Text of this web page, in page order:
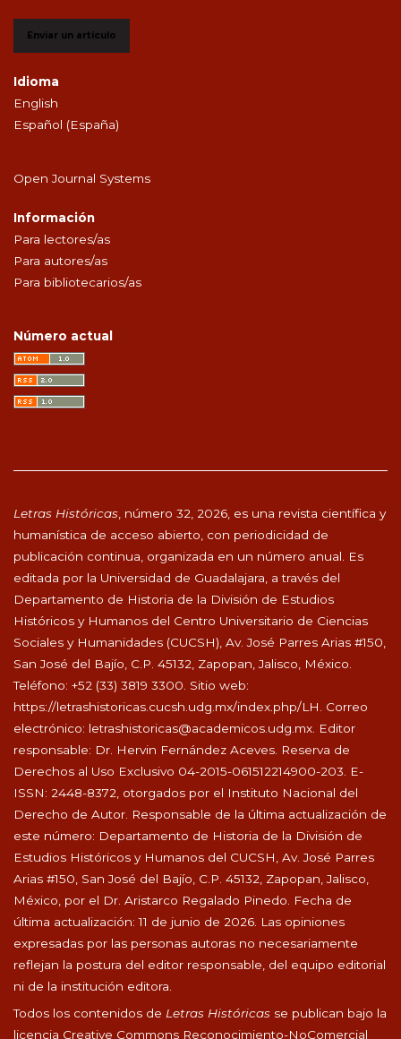
Enviar un artículo
Idioma
English
Español (España)
Open Journal Systems
Información
Para lectores/as
Para autores/as
Para bibliotecarios/as
Número actual
Letras Históricas , número 32, 2026, es una revista científica y
humanística de acceso abierto, con periodicidad de
publicación continua, organizada en un número anual. Es
editada por la Universidad de Guadalajara, a través del
Departamento de Historia de la División de Estudios
Históricos y Humanos del Centro Universitario de Ciencias
Sociales y Humanidades (CUCSH), Av. José Parres Arias #150,
San José del Bajío, C.P. 45132, Zapopan, Jalisco, México.
Teléfono: +52 (33) 3819 3300. Sitio web:
https://letrashistoricas.cucsh.udg.mx/index.php/LH
. Correo
electrónico: letrashistoricas@academicos.udg.mx . Editor
responsable: Dr. Hervin Fernández Aceves. Reserva de
Derechos al Uso Exclusivo 04-2015-061512214900-203. E-
ISSN: 2448-8372, otorgados por el Instituto Nacional del
Derecho de Autor. Responsable de la última actualización de
este número: Departamento de Historia de la División de
Estudios Históricos y Humanos del CUCSH, Av. José Parres
Arias #150, San José del Bajío, C.P. 45132, Zapopan, Jalisco,
México, por el Dr. Aristarco Regalado Pinedo. Fecha de
última actualización: 11 de junio de 2026. Las opiniones
expresadas por las personas autoras no necesariamente
reflejan la postura del editor responsable, del equipo editorial
ni de la institución editora.
Todos los contenidos de Letras Históricas se publican bajo la
licencia Creative Commons Reconocimiento-NoComercial